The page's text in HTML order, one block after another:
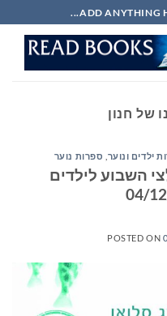
ADD ANYTHING
של חנון
ילדים ונוער ספרות נוער
השבוע לילדים
POSTED ON